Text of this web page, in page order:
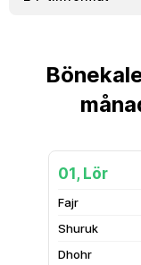
01, Lör